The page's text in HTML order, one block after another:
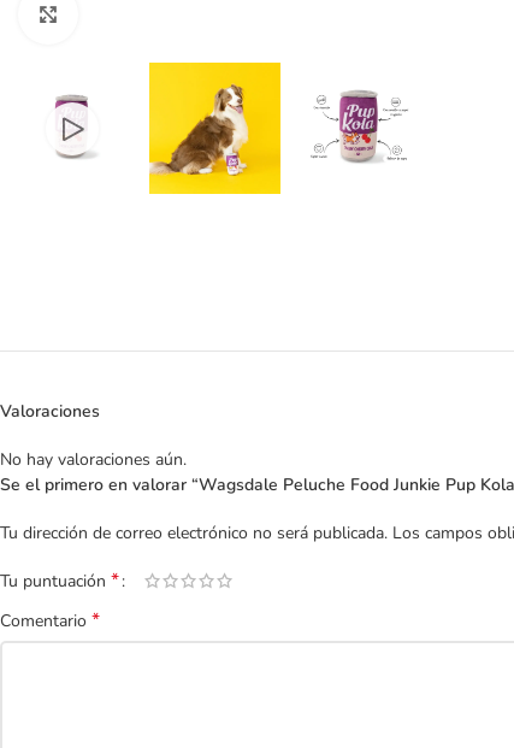
Valoraciones
No hay valoraciones aún.
Se el primero en valorar “Wagsdale Peluche Food Junkie Pup
Tu dirección de correo electrónico no será publicada. Los campos
Tu puntuación *
Comentario *